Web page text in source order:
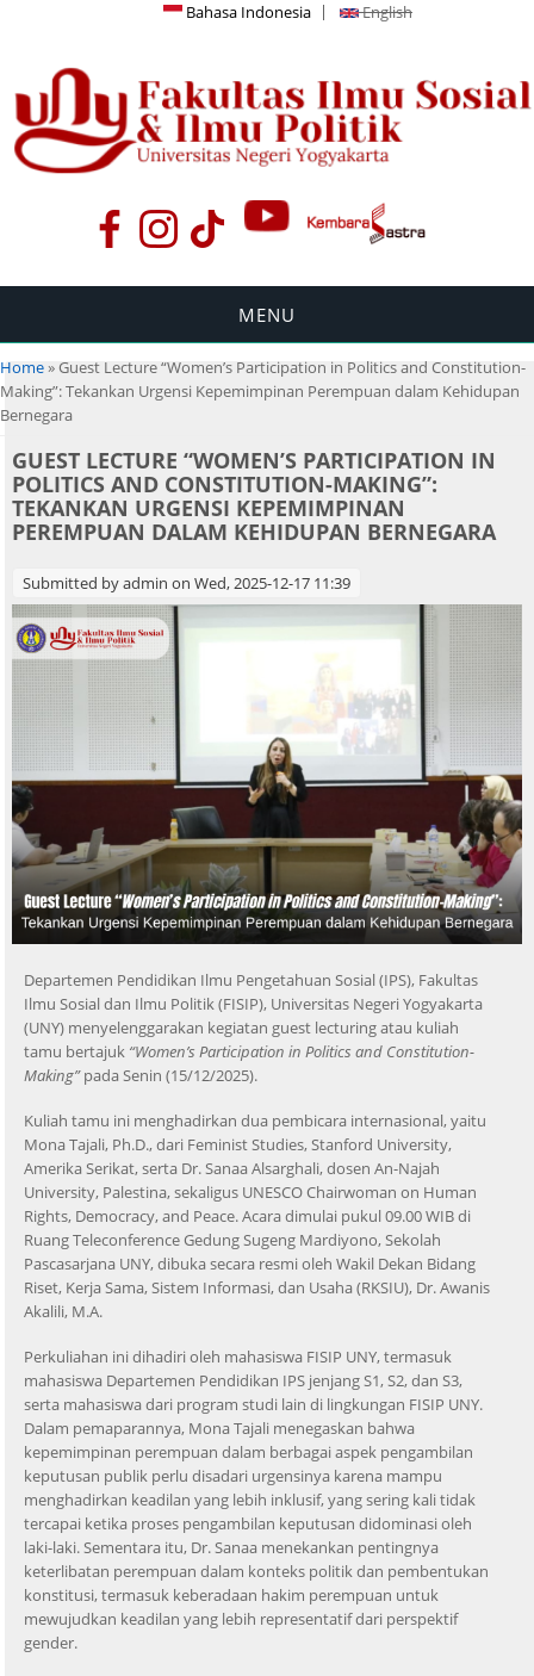
Bahasa Indonesia English
MENU
You are here
Home» Guest Lecture “Women’s Participation in Politics and Constitution-
Making”: Tekankan Urgensi Kepemimpinan Perempuan dalam Kehidupan
Bernegara
GUEST LECTURE “WOMEN’S PARTICIPATION IN
POLITICS AND CONSTITUTION-MAKING”:
TEKANKAN URGENSI KEPEMIMPINAN
PEREMPUAN DALAM KEHIDUPAN BERNEGARA
Submitted byadmin on Wed, 2025-12-17 11:39
Departemen Pendidikan Ilmu Pengetahuan Sosial (IPS), Fakultas
Ilmu Sosial dan Ilmu Politik (FISIP), Universitas Negeri Yogyakarta
(UNY) menyelenggarakan kegiatan guest lecturing atau kuliah
tamu bertajuk “Women’s Participation in Politics and Constitution-
Making”pada Senin (15/12/2025).
Kuliah tamu ini menghadirkan dua pembicara internasional, yaitu
Mona Tajali, Ph.D., dari Feminist Studies, Stanford University,
Amerika Serikat, serta Dr. Sanaa Alsarghali, dosen An-Najah
University, Palestina, sekaligus UNESCO Chairwoman on Human
Rights, Democracy, and Peace. Acara dimulai pukul 09.00 WIB di
Ruang Teleconference Gedung Sugeng Mardiyono, Sekolah
Pascasarjana UNY, dibuka secara resmi oleh Wakil Dekan Bidang
Riset, Kerja Sama, Sistem Informasi, dan Usaha (RKSIU), Dr. Awanis
Akalili, M.A.
Perkuliahan ini dihadiri oleh mahasiswa FISIP UNY, termasuk
mahasiswa Departemen Pendidikan IPS jenjang S1, S2, dan S3,
serta mahasiswa dari program studi lain di lingkungan FISIP UNY.
Dalam pemaparannya, Mona Tajali menegaskan bahwa
kepemimpinan perempuan dalam berbagai aspek pengambilan
keputusan publik perlu disadari urgensinya karena mampu
menghadirkan keadilan yang lebih inklusif, yang sering kali tidak
tercapai ketika proses pengambilan keputusan didominasi oleh
laki-laki. Sementara itu, Dr. Sanaa menekankan pentingnya
keterlibatan perempuan dalam konteks politik dan pembentukan
konstitusi, termasuk keberadaan hakim perempuan untuk
mewujudkan keadilan yang lebih representatif dari perspektif
gender.